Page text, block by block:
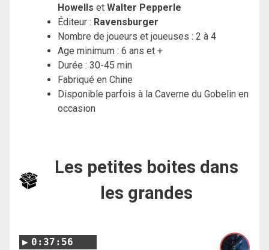
Howells et Walter Pepperle
Éditeur : Ravensburger
Nombre de joueurs et joueuses : 2 à 4
Age minimum : 6 ans et +
Durée : 30-45 min
Fabriqué en Chine
Disponible parfois à la Caverne du Gobelin en
occasion
Les petites boites dans
les grandes
0:37:56